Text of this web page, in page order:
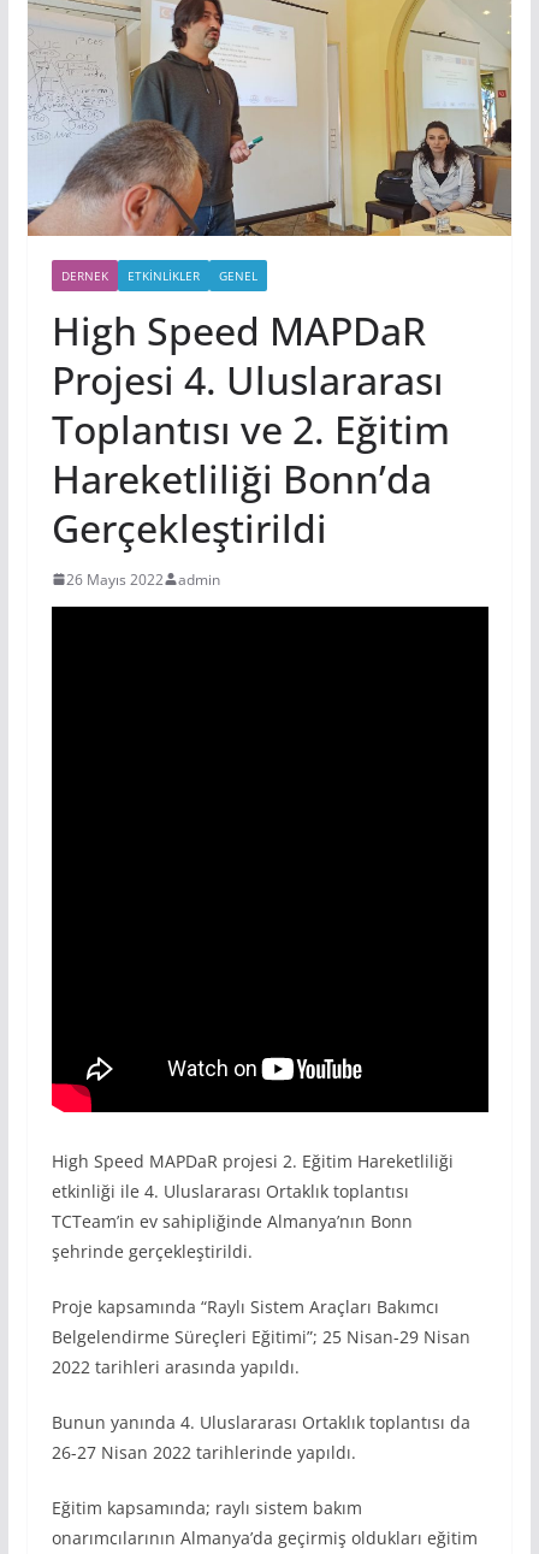
DERNEK ETKINLIKLER GENEL
High Speed MAPDaR
Projesi 4. Uluslararası
Toplantısı ve 2. Eğitim
Hareketliliği Bonn’da
Gerçekleştirildi
26 Mayıs 2022 admin
High Speed MAPDaR projesi 2. Eğitim Hareketliliği
etkinliği ile 4. Uluslararası Ortaklık toplantısı
TCTeam’in ev sahipliğinde Almanya’nın Bonn
şehrinde gerçekleştirildi.
Proje kapsamında “Raylı Sistem Araçları Bakımcı
Belgelendirme Süreçleri Eğitimi”; 25 Nisan-29 Nisan
2022 tarihleri arasında yapıldı.
Bunun yanında 4. Uluslararası Ortaklık toplantısı da
26-27 Nisan 2022 tarihlerinde yapıldı.
Eğitim kapsamında; raylı sistem bakım
onarımcılarının Almanya’da geçirmiş oldukları eğitim